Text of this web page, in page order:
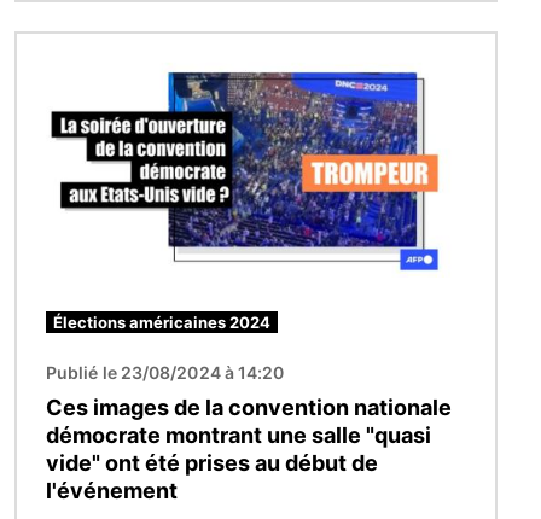
Élections américaines 2024
Publié le 23/08/2024 à 14:20
Ces images de la convention nationale
démocrate montrant une salle "quasi
vide" ont été prises au début de
l'événement